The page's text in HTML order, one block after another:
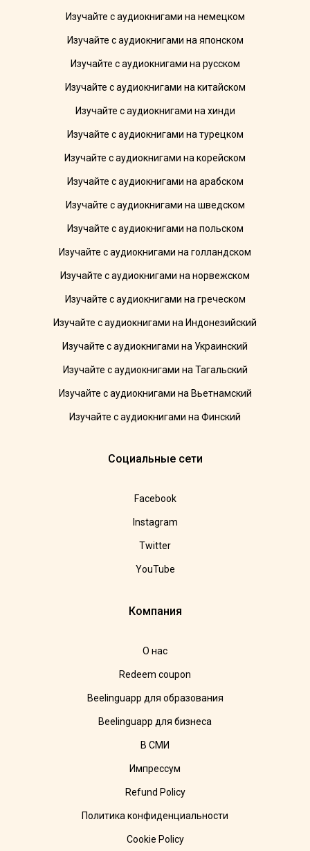
Изучайте с аудиокнигами на немецком
Изучайте с аудиокнигами на японском
Изучайте с аудиокнигами на русском
Изучайте с аудиокнигами на китайском
Изучайте с аудиокнигами на хинди
Изучайте с аудиокнигами на турецком
Изучайте с аудиокнигами на корейском
Изучайте с аудиокнигами на арабском
Изучайте с аудиокнигами на шведском
Изучайте с аудиокнигами на польском
Изучайте с аудиокнигами на голландском
Изучайте с аудиокнигами на норвежском
Изучайте с аудиокнигами на греческом
Изучайте с аудиокнигами на Индонезийский
Изучайте с аудиокнигами на Украинский
Изучайте с аудиокнигами на Тагальский
Изучайте с аудиокнигами на Вьетнамский
Изучайте с аудиокнигами на Финский
Социальные сети
Facebook
Instagram
Twitter
YouTube
Компания
О нас
Redeem coupon
Beelinguapp для образования
Beelinguapp для бизнеса
В СМИ
Импрессум
Refund Policy
Политика конфиденциальности
Cookie Policy